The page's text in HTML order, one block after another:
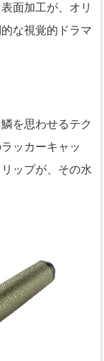
面加工が、オリ
な視覚的ドラマ
を思わせるテク
ッカーキャッ
ップが、その水